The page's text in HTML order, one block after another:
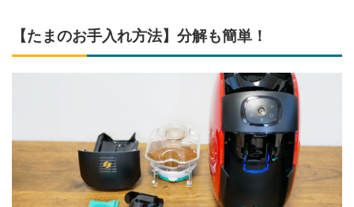
【たまのお手入れ方法】分解も簡単！